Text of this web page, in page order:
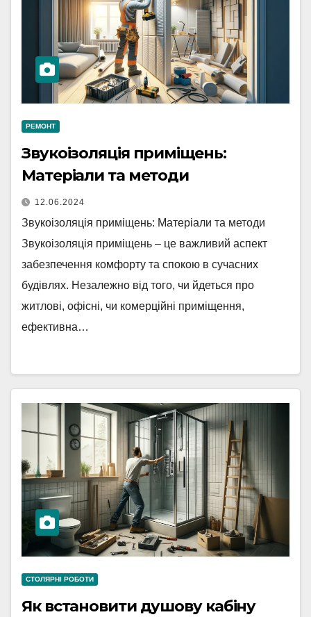
РЕМОНТ
Звукоізоляція приміщень:
Матеріали та методи
12.06.2024
Звукоізоляція приміщень: Матеріали та методи
Звукоізоляція приміщень – це важливий аспект
забезпечення комфорту та спокою в сучасних
будівлях. Незалежно від того, чи йдеться про
житлові, офісні, чи комерційні приміщення,
ефективна…
СТОЛЯРНІ РОБОТИ
Як встановити душову кабіну